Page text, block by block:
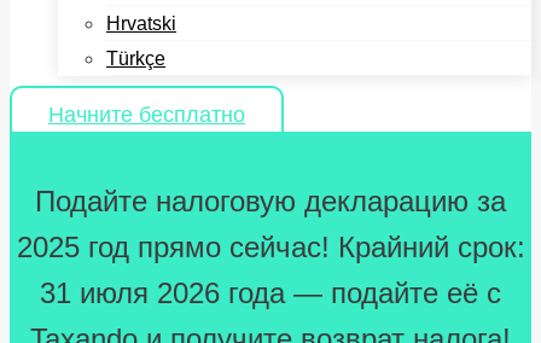
Hrvatski
Türkçe
Начните бесплатно
Подайте налоговую декларацию за
2025 год прямо сейчас! Крайний срок:
31 июля 2026 года — подайте её с